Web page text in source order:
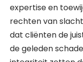
expertise en
rechten van
dat cliënten de
de geleden